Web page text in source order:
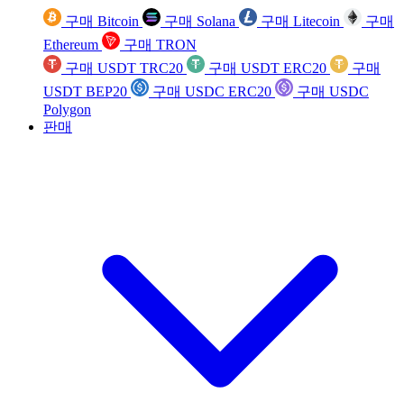
구매 Bitcoin 구매 Solana 구매 Litecoin
구매
Ethereum
구매 TRON
구매 USDT TRC20
구매 USDT ERC20
구매
USDT BEP20
구매 USDC ERC20
구매 USDC
Polygon
판매